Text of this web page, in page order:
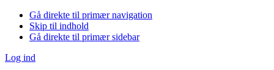
Gå direkte til primær navigation
Skip til indhold
Gå direkte til primær sidebar
Log ind